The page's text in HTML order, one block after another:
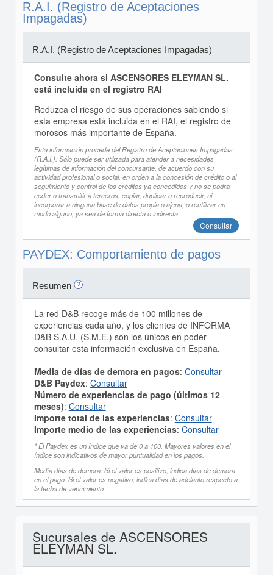
R.A.I. (Registro de Aceptaciones
Impagadas)
R.A.I. (Registro de Aceptaciones Impagadas)
Consulte ahora si ASCENSORES ELEYMAN SL.
está incluida en el registro RAI
Reduzca el riesgo de sus operaciones sabiendo si
esta empresa está incluida en el RAI, el registro de
morosos más importante de España.
Esta información procede del Registro de Aceptaciones Impagadas
(R.A.I.). Sólo puede ser utilizada para atender a necesidades
legítimas de información del concursante, de acuerdo con su
actividad profesional o social, en orden a la concesión de crédito o al
seguimiento y control de los créditos ya concedidos y no se podrá
ceder o transmitir a terceros, copiar, duplicar o reproducir, ni
incorporar a ninguna base de datos propia o ajena, o reutilizar en
modo alguno, ya sea de forma directa o indirecta.
Consultar
PAYDEX: Comportamiento de pagos
Resumen
La red D&B recoge más de 100 millones de
experiencias cada año, y los clientes de INFORMA
D&B S.A.U. (S.M.E.) son los únicos en poder
consultar esta información exclusiva en España.
Media de días de demora en pagos: Consultar
D&B Paydex: Consultar
Número de experiencias de pago (últimos 12
meses): Consultar
Importe total de las experiencias: Consultar
Importe medio de las experiencias: Consultar
* El Paydex es un índice que va de 0 a 100. Mayores valores en el
índice son indicativos de mayor puntualidad en los pagos.
Medía días de demora: Si el valor es positivo, indica días de demora
en el pago. Si el valor es negativo, indica días de adelanto respecto a
la fecha de vencimiento.
Sucursales de ASCENSORES
ELEYMAN SL.